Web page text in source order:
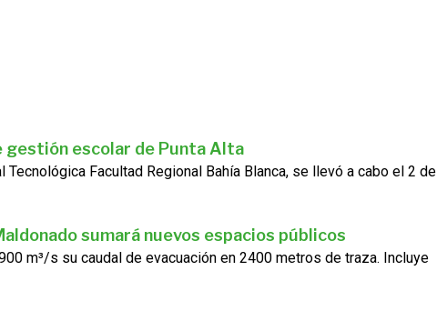
gestión escolar de Punta Alta
Tecnológica Facultad Regional Bahía Blanca, se llevó a cabo el 2 de
sumará nuevos espacios públicos
m³/s su caudal de evacuación en 2400 metros de traza. Incluye